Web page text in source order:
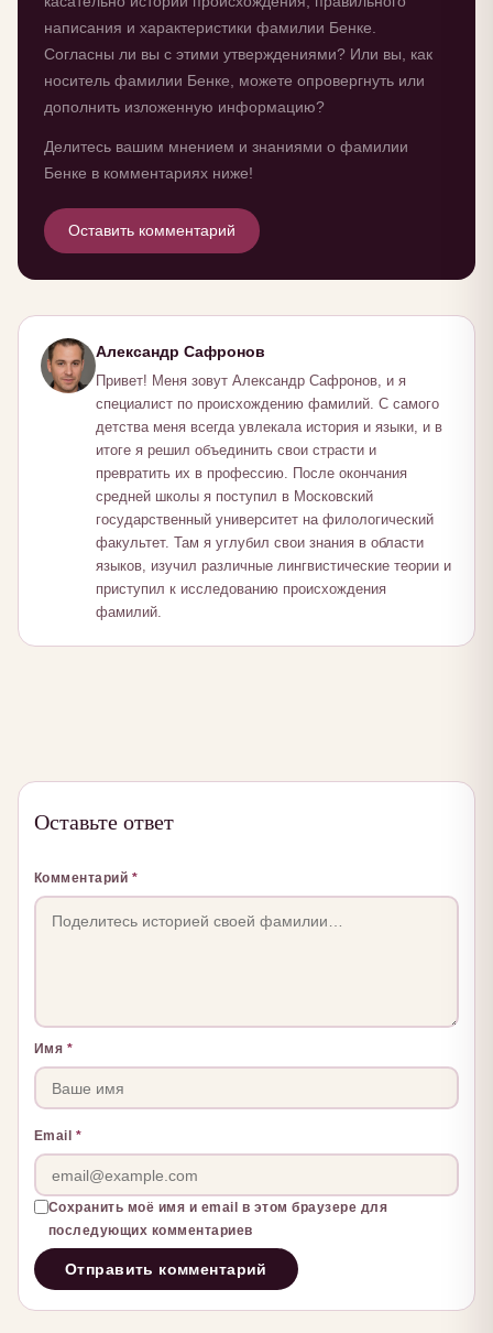
написания и характеристики фамилии Бенке.
Согласны ли вы с этими утверждениями? Или вы, как
носитель фамилии Бенке, можете опровергнуть или
дополнить изложенную информацию?
Делитесь вашим мнением и знаниями о фамилии
Бенке в комментариях ниже!
Оставить комментарий
Александр Сафронов
Привет! Меня зовут Александр Сафронов, и я
специалист по происхождению фамилий. С самого
детства меня всегда увлекала история и языки, и в
итоге я решил объединить свои страсти и
превратить их в профессию. После окончания
средней школы я поступил в Московский
государственный университет на филологический
факультет. Там я углубил свои знания в области
языков, изучил различные лингвистические теории и
приступил к исследованию происхождения
фамилий.
Оставьте ответ
Комментарий *
Имя *
Email *
Сохранить моё имя и email в этом браузере для
последующих комментариев